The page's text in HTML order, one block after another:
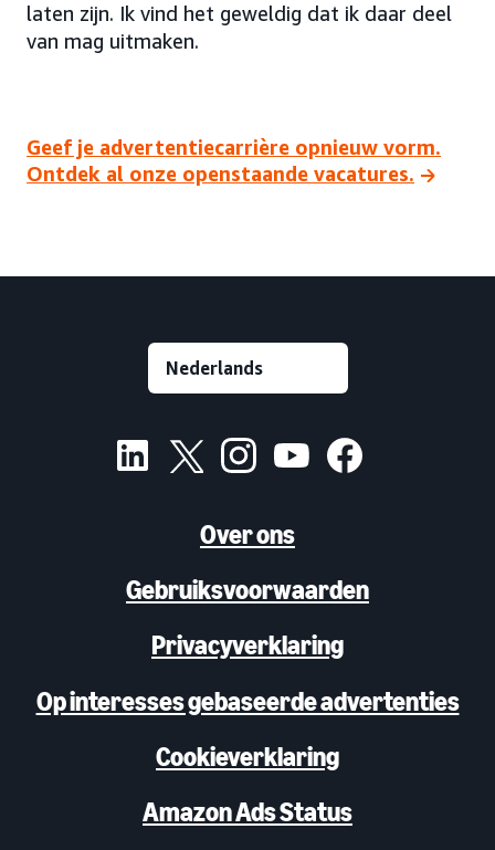
laten zijn. Ik vind het geweldig dat ik daar deel
van mag uitmaken.
Geef je advertentiecarrière opnieuw vorm.
Ontdek al onze openstaande vacatures.
Over ons
Gebruiksvoorwaarden
Privacyverklaring
Op interesses gebaseerde advertenties
Cookieverklaring
Amazon Ads Status